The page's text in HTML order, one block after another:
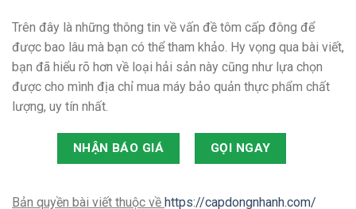
Trên đây là những thông tin về vấn đề tôm cấp đông để
được bao lâu mà bạn có thể tham khảo. Hy vọng qua bài viết,
bạn đã hiểu rõ hơn về loại hải sản này cũng như lựa chọn
được cho mình địa chỉ mua máy bảo quản thực phẩm chất
lượng, uy tín nhất.
NHẬN BÁO GIÁ GỌI NGAY
Bản quyền bài viết thuộc về https://capdongnhanh.com/